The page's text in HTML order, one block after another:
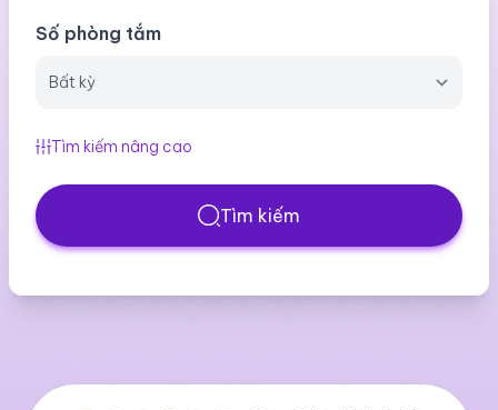
Số phòng tắm
Tìm kiếm nâng cao
Tìm kiếm